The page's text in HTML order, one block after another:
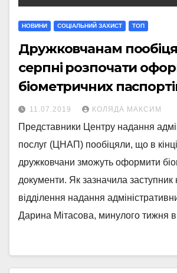
НОВИНИ СОЦІАЛЬНИЙ ЗАХИСТ ТОП
Дружковчанам
серпні розпочати
біометричних
11.07.2019 КОЛЯДА МАКСИМ
Представники Центру надання
послуг (ЦНАП) пообіцяли, що в
дружковчани зможуть оформити
документи. Як зазначила заступник
відділення надання
Дарина Мітасова, минулого тижня